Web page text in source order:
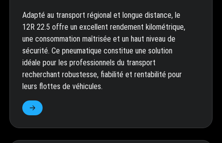
Adapté au transport régional et longue distance, le
12R 22.5 offre un excellent rendement kilométrique,
une consommation maîtrisée et un haut niveau de
sécurité. Ce pneumatique constitue une solution
idéale pour les professionnels du transport
recherchant robustesse, fiabilité et rentabilité pour
leurs flottes de véhicules.